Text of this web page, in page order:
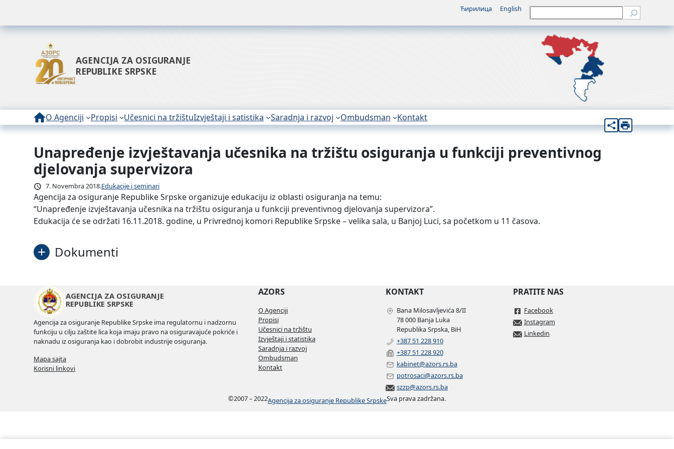
Ћирилица English Претрага
AGENCIJA ZA OSIGURANJE
REPUBLIKE SRPSKE
O Agenciji Propisi Učesnici na tržištuIzvještaji i satistika Saradnja i razvoj Ombudsman Kontakt
Unapređenje izvještavanja učesnika na tržištu osiguranja u funkciji preventivnog
djelovanja supervizora
7. Novembra 2018.Edukacije i seminari
Agencija za osiguranje Republike Srpske organizuje edukaciju iz oblasti osiguranja na temu:
“Unapređenje izvještavanja učesnika na tržištu osiguranja u funkciji preventivnog djelovanja supervizora”.
Edukacija će se održati 16.11.2018. godine, u Privrednoj komori Republike Srpske – velika sala, u Banjoj Luci, sa početkom u 11 časova.
Dokumenti
Prijava
AGENCIJA ZA OSIGURANJE
REPUBLIKE SRPSKE
Agencija za osiguranje Republike Srpske ima regulatornu i nadzornu
funkciju u cilju zaštite lica koja imaju pravo na osiguravajuće pokriće i
naknadu iz osiguranja kao i dobrobit industrije osiguranja.
Mapa sajta
Korisni linkovi
AZORS
O Agenciji
Propisi
Učesnici na tržištu
Izvještaji i statistika
Saradnja i razvoj
Ombudsman
Kontakt
KONTAKT
Bana Milosavljevića 8/II
78 000 Banja Luka
Republika Srpska, BiH
+387 51 228 910
+387 51 228 920
kabinet@azors.rs.ba
potrosaci@azors.rs.ba
szzp@azors.rs.ba
PRATITE NAS
Facebook
Instagram
Linkedin
©2007 – 2022Agencija za osiguranje Republike SrpskeSva prava zadržana.